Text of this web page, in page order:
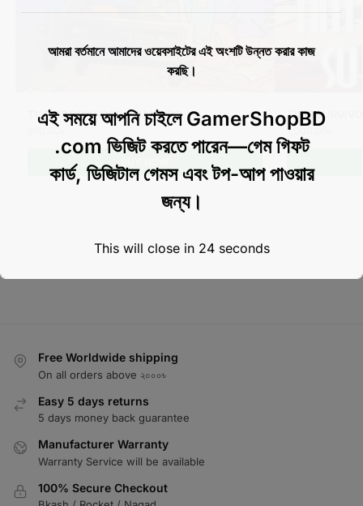
TURNIP BOY ROBS A BANK PC
850.00
TIME
1,000.00
Free Worldwide shipping
On all orders above ২০০০৳
Easy 5 days returns
5 days money back guarantee
Manufacturer Warranty
Warranty Service will be available
100% Secure Checkout
আমরা বর্তমানে আমাদের ওয়েবসাইটের এই অংশটি উন্নত করার কাজ
করছি।
এই সময়ে আপনি চাইলে GamerShopBD
.com ভিজিট করতে পারেন—গেম গিফট
কার্ড, ডিজিটাল গেমস এবং টপ-আপ পাওয়ার
জন্য।
This will close in 23seconds